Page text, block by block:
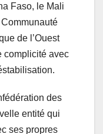
Faso, le Mali
de l’Ouest
complicité avec
des
entité qui
ses propres